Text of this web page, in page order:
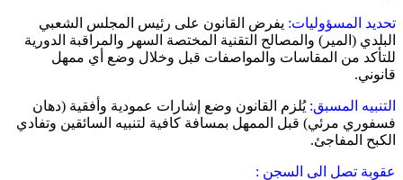
تحديد المسؤوليات: يفرض القانون على رئيس المجلس الشعبي
البلدي (المير) والمصالح التقنية المختصة السهر والمراقبة الدورية
للتأكد من المقاسات والمواصفات قبل وخلال وضع أي ممهل
قانوني.
التنبيه المسبق: يُلزم القانون وضع إشارات عمودية وأفقية (دهان
فسفوري مرئي) قبل الممهل بمسافة كافية لتنبيه السائقين وتفادي
الكبح المفاجئ.
عقوبة تصل الى السجن :